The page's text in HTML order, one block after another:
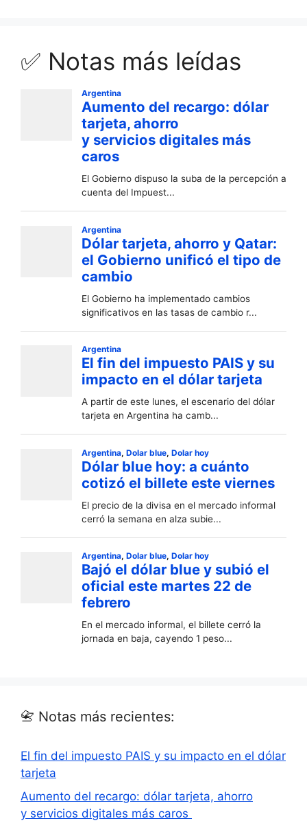
✅ Notas más leídas
📇 Notas más recientes:
El fin del impuesto PAIS y su impacto en el dólar
tarjeta
Aumento del recargo: dólar tarjeta, ahorro
y servicios digitales más caros